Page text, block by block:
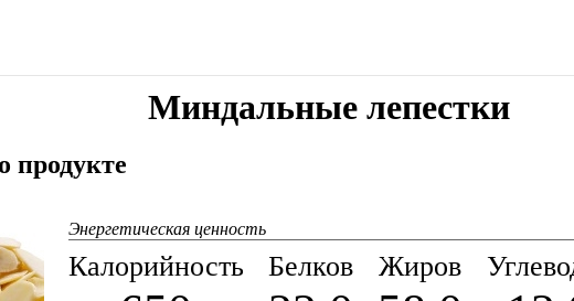
Миндальные лепестки
продукте
Калорийность
Энергетическая ценность
Белков Жиров